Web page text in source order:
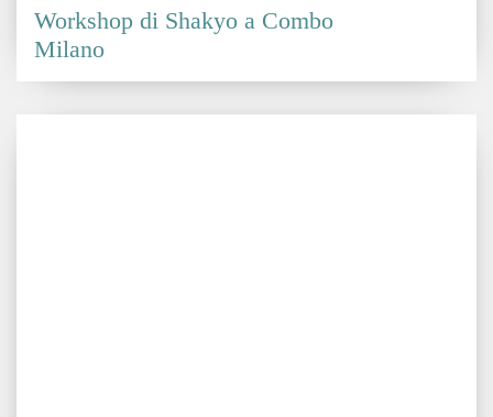
Workshop di Shakyo a Combo
Milano